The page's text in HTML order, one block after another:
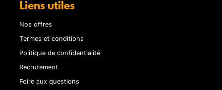
Liens utiles
Nos offres
Termes et conditions
Politique de confidentialité
Recrutement
Foire aux questions